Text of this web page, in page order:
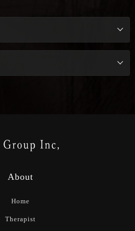
About
Home
Therapist